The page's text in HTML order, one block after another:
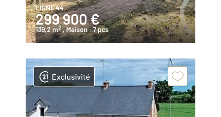
LIGNE 44
299 900 €
139,2 m2 , Maison, 7 pcs
Exclusivité